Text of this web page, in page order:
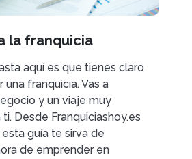
la franquicia
aquí es que tienes claro
una franquicia. Vas a
y un viaje muy
Desde Franquiciashoy.es
guía te sirva de
de emprender en